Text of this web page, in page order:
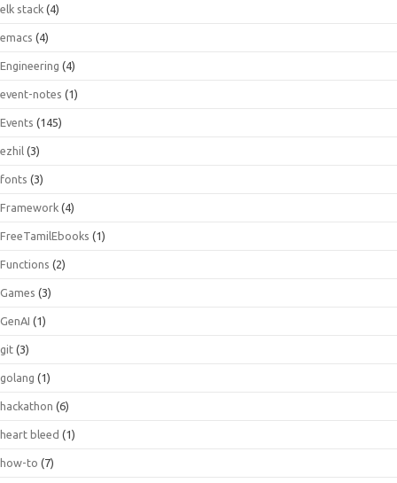
elk stack (4)
emacs (4)
Engineering (4)
event-notes (1)
Events (145)
ezhil (3)
fonts (3)
Framework (4)
FreeTamilEbooks (1)
Functions (2)
Games (3)
GenAI (1)
git (3)
golang (1)
hackathon (6)
heart bleed (1)
how-to (7)